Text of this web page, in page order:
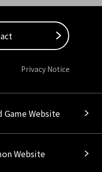
Privacy Notice
Game Website
Website